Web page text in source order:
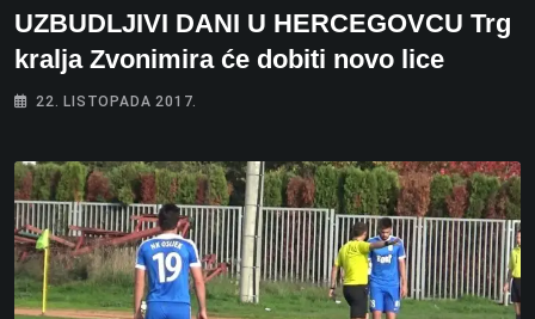
UZBUDLJIVI DANI U HERCEGOVCU Trg
kralja Zvonimira će dobiti novo lice
22. LISTOPADA 2017.